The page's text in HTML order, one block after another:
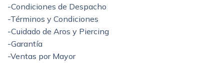
-Condiciones de Despacho
-Términos y Condiciones
-Cuidado de Aros y Piercing
-Garantía
-Ventas por Mayor